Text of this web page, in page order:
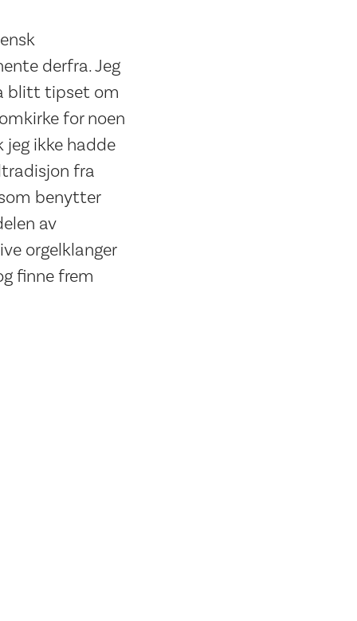
derfra. Jeg
blitt tipset om
for noen
jeg ikke hadde
fra
benytter
av
orgelklanger
finne frem